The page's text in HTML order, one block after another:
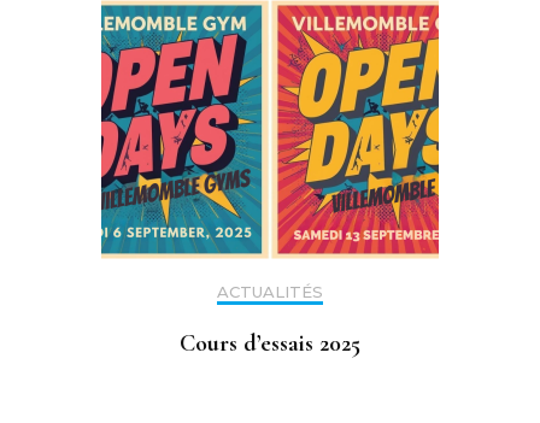
ACTUALITÉS
Cours d’essais 2025